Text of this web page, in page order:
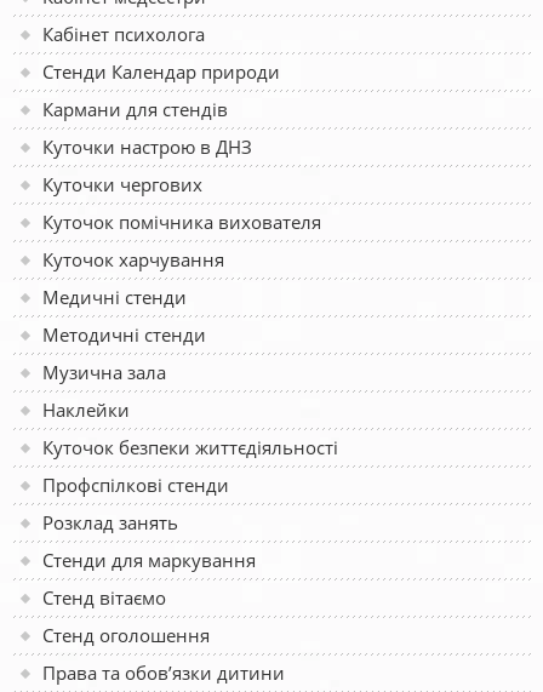
Кабінет психолога
Стенди Календар природи
Кармани для стендів
Куточки настрою в ДНЗ
Куточки чергових
Куточок помічника вихователя
Куточок харчування
Медичні стенди
Методичні стенди
Музична зала
Наклейки
Куточок безпеки життєдіяльності
Профспілкові стенди
Розклад занять
Стенди для маркування
Стенд вітаємо
Стенд оголошення
Права та обов’язки дитини